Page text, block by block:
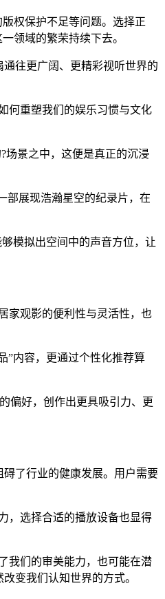
权保护不足等问题。选择正
领域的繁荣持续下去。
往更广阔、更精彩视听世界的
何重塑我们的娱乐习惯与文化
场景之中，这便是真正的沉浸
部展现浩瀚星空的纪录片，在
模拟出空间中的声音方位，让
家观影的便利性与灵活性，也
”内容，更通过个性化推荐算
偏好，创作出更具吸引力、更
了行业的健康发展。用户需要
，选择合适的播放设备也显得
我们的审美能力，也可能在潜
变我们认知世界的方式。